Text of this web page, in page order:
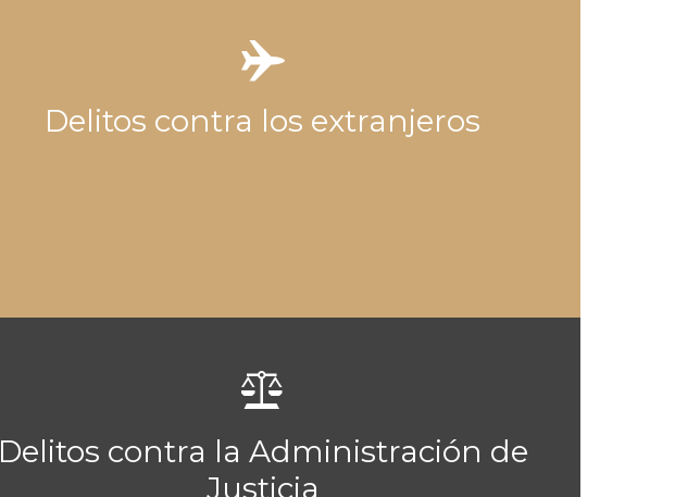

Delitos contra los extranjeros

Delitos contra la Administración de
Justicia